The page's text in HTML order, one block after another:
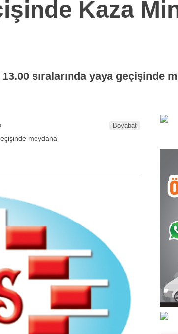
Kaza
sıralarında yaya geçişinde
Boyabat